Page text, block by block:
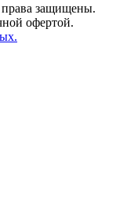
защищены.
офертой.